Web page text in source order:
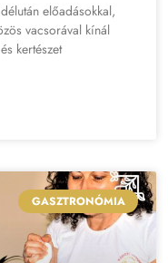
előadásokkal,
vacsorával kínál
kertészet
GASZTRONÓMIA